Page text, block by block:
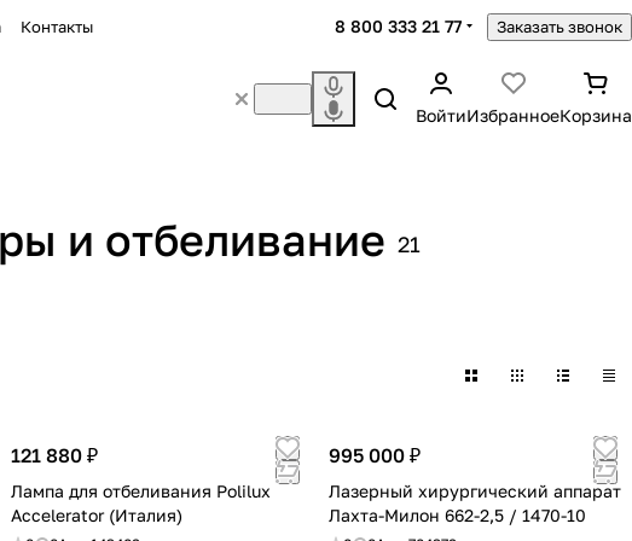
Контакты 8 800 333 21 77 Заказать звонок
ВойтиИзбранноеКорзина
и отбеливание 21
Фотосенсибилизаторы
121 880 ₽
Лампа для отбеливания Polilux
Accelerator (Италия)
995 000 ₽
Лазерный хирургический аппарат
Лахта-Милон 662-2,5 / 1470-10